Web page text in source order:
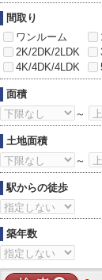
間取り
ワンルーム
2K/2DK/2LDK
4K/4DK/4LDK
面積
～
土地面積
～
駅からの徒歩
築年数